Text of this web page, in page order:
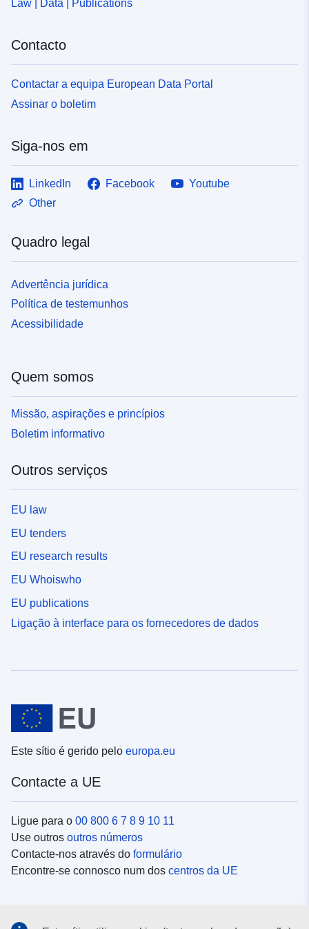
Law | Data | Publications
Contacto
Contactar a equipa European Data Portal
Assinar o boletim
Siga-nos em
LinkedIn Facebook
Youtube
Other
Quadro legal
Advertência jurídica
Política de testemunhos
Acessibilidade
Quem somos
Missão, aspirações e princípios
Boletim informativo
Outros serviços
EU law
EU tenders
EU research results
EU Whoiswho
EU publications
Ligação à interface para os fornecedores de dados
Este sítio é gerido pelo europa.eu
Contacte a UE
Ligue para o 00 800 6 7 8 9 10 11
Use outros outros números
Contacte-nos através do formulário
Encontre-se connosco num dos centros da UE